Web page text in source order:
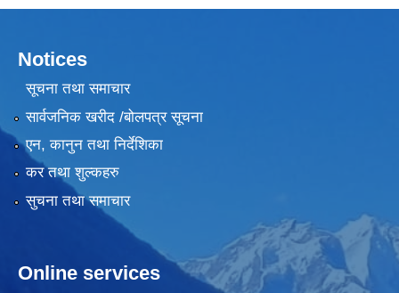
Notices
सूचना तथा समाचार
सार्वजनिक खरीद /बोलपत्र सूचना
एन, कानुन तथा निर्देशिका
कर तथा शुल्कहरु
सुचना तथा समाचार
Online services